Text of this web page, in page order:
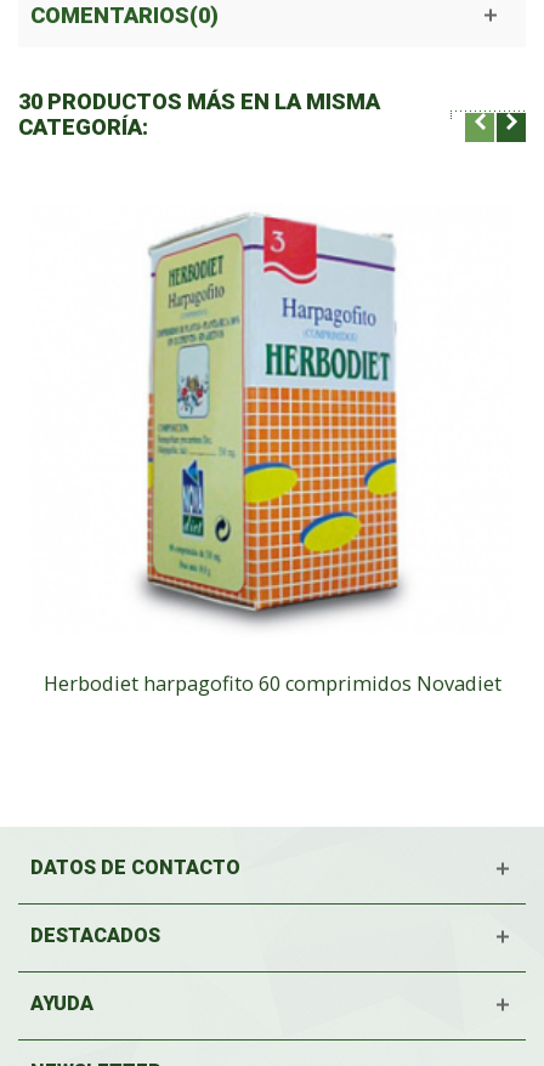
COMENTARIOS(0)
30 PRODUCTOS MÁS EN LA MISMA
CATEGORÍA:
Herbodiet harpagofito 60 comprimidos Novadiet
DATOS DE CONTACTO
DESTACADOS
AYUDA